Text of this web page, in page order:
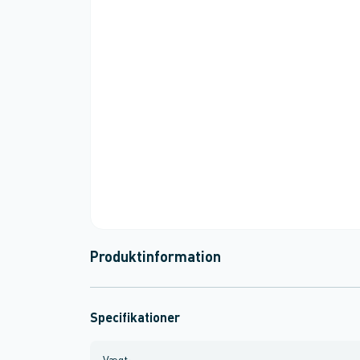
Produktinformation
Specifikationer